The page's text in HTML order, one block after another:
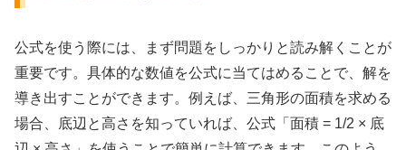
公式を使う際には、まず問題をしっかりと読み解くことが
重要です。具体的な数値を公式に当てはめることで、解を
導き出すことができます。例えば、三角形の面積を求める
場合、底辺と高さを知っていれば、公式「面積 = 1/2 × 底